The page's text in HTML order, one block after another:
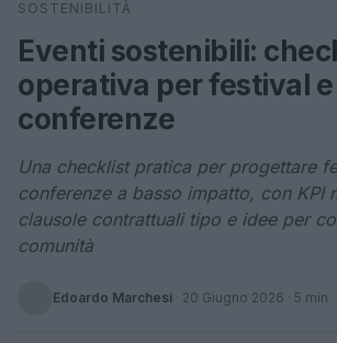
Cerca
SOSTENIBILITÀ
Eventi sostenibili:
operativa per festival e
conferenze
Una checklist pratica per progettare
conferenze a basso impatto, con KPI
clausole contrattuali tipo e idee per
comunità
Edoardo Marchesi · 20 Giugno 2026 · 5 min